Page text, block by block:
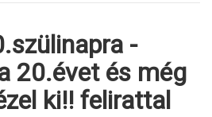
-
20.évet és még
ki!! felirattal